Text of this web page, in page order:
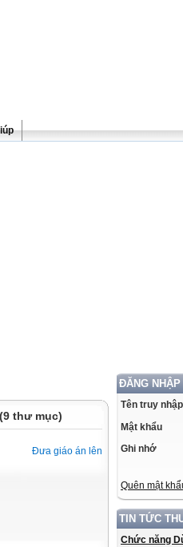
ĐĂNG NHẬP
Tên truy nhập
Mật khẩu
Ghi nhớ
Quên mật
TIN TỨC
Chức năng
thư mục)
Đưa giáo án lên